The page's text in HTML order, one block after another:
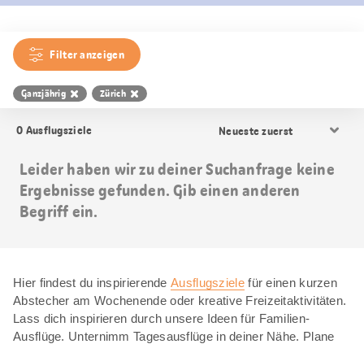
Filter anzeigen
Ganzjährig Zürich
0 Ausflugsziele
Sortierung
Leider haben wir zu deiner Suchanfrage keine
Ergebnisse gefunden. Gib einen anderen
Begriff ein.
Hier findest du inspirierendeAusflugszielefür einen kurzen
Abstecher am Wochenende oder kreative Freizeitaktivitäten.
Lass dich inspirieren durch unsere Ideen für Familien-
Ausflüge. Unternimm Tagesausflüge in deiner Nähe. Plane